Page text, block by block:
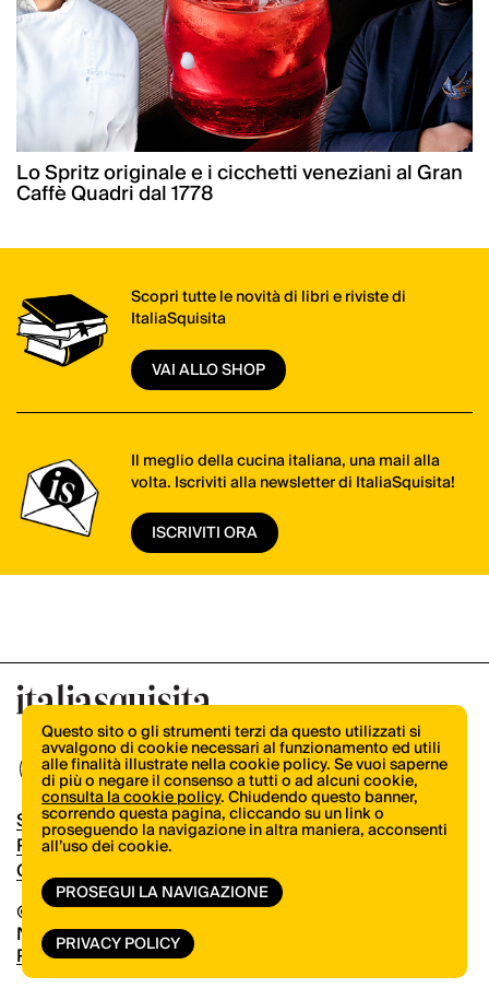
Lo Spritz originale e i cicchetti veneziani al Gran
Caffè Quadri dal 1778
Scopri tutte le novità di libri e riviste di
ItaliaSquisita
VAI ALLO SHOP
Il meglio della cucina italiana, una mail alla
volta. Iscriviti alla newsletter di ItaliaSquisita!
ISCRIVITI ORA
© Copyright 2026.Vertical.it
N.ro Iscrizione ROC 32504
Privacy Policy
Shop
Pubblicità
Contatti
Questo sito o gli strumenti terzi da questo utilizzati si
avvalgono di cookie necessari al funzionamento ed utili
alle finalità illustrate nella cookie policy. Se vuoi saperne
di più o negare il consenso a tutti o ad alcuni cookie,
consulta la cookie policy. Chiudendo questo banner,
scorrendo questa pagina, cliccando su un link o
proseguendo la navigazione in altra maniera, acconsenti
all’uso dei cookie.
PROSEGUI LA NAVIGAZIONE
PRIVACY POLICY